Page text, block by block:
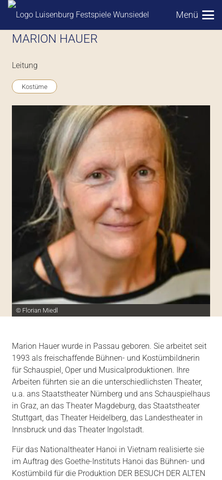
Menü
MARION HAUER
Leitung
Kostüme
© Florian Miedl
Marion Hauer wurde in Passau geboren. Sie arbeitet seit
1993 als freischaffende Bühnen- und Kostümbildnerin
für Schauspiel, Oper und Musicalproduktionen. Ihre
Arbeiten führten sie an die unterschiedlichsten Theater,
u.a. ans Staatstheater Nürnberg und ans Schauspielhaus
in Graz, an das Theater Magdeburg, das Staatstheater
Stuttgart, das Theater Heidelberg, das Landestheater in
Innsbruck und das Theater Ingolstadt.
Für das Nationaltheater Hanoi in Vietnam realisierte sie
im Auftrag des Goethe-Instituts Hanoi das Bühnen- und
Kostümbild für die Produktion DER BESUCH DER ALTEN